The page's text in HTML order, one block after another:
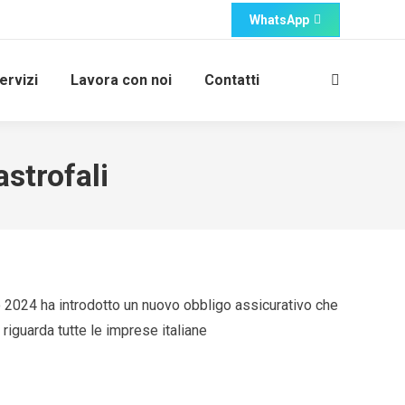
WhatsApp
Lavora con noi Contatti Cerca:
ha introdotto un nuovo obbligo assicurativo che
riguarda tutte le imprese italiane